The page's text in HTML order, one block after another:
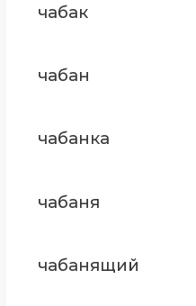
чабак
чабан
чабанка
чабаня
чабанящий